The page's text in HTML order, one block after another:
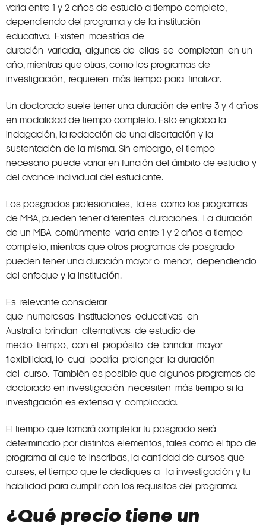
varía entre 1 y 2 años de estudio a tiempo completo,
dependiendo del programa y de la institución
educativa. Existen maestrías de
duración variada, algunas de ellas se completan en un
año, mientras que otras, como los programas de
investigación, requieren más tiempo para finalizar.
Un doctorado suele tener una duración de entre 3 y 4 años
en modalidad de tiempo completo. Esto engloba la
indagación, la redacción de una disertación y la
sustentación de la misma. Sin embargo, el tiempo
necesario puede variar en función del ámbito de estudio y
del avance individual del estudiante.
Los posgrados profesionales, tales como los programas
de MBA, pueden tener diferentes duraciones. La duración
de un MBA comúnmente varía entre 1 y 2 años a tiempo
completo, mientras que otros programas de posgrado
pueden tener una duración mayor o menor, dependiendo
del enfoque y la institución.
Es relevante considerar
que numerosas instituciones educativas en
Australia brindan alternativas de estudio de
medio tiempo, con el propósito de brindar mayor
flexibilidad, lo cual podría prolongar la duración
del curso. También es posible que algunos programas de
doctorado en investigación necesiten más tiempo si la
investigación es extensa y complicada.
El tiempo que tomará completar tu posgrado será
determinado por distintos elementos, tales como el tipo de
programa al que te inscribas, la cantidad de cursos que
curses, el tiempo que le dediques a la investigación y tu
habilidad para cumplir con los requisitos del programa.
¿Qué precio tiene un